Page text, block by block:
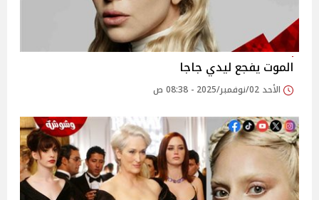
الموت يفجع ليدي جاجا
الأحد 02/نوفمبر/2025 - 08:38 ص